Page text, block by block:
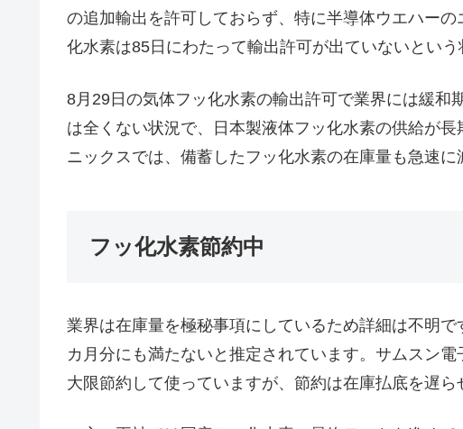
の追加輸出を許可しておらず、特に半導体ウエハー
化水素は85日にわたって輸出許可が出ていないという
8月29日の気体フッ化水素の輸出許可で業界には緩和
は全くない状況で、日本製液体フッ化水素の供給が
ニックスでは、備蓄したフッ化水素の在庫量も急速に
フッ化水素節約中
業界は在庫量を極秘事項にしているため詳細は不明
カ月分にも満たないと推定されています。サムスン
大限節約して使っていますが、節約は在庫払底を遅ら